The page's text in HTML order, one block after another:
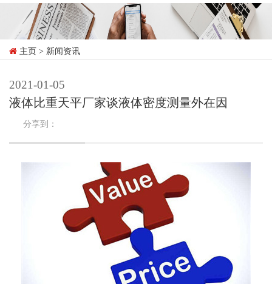
主页 > 新闻资讯
2021-01-05
液体比重天平厂家谈液体密度测量外在因
分享到：